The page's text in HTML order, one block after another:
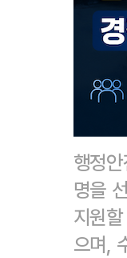
행정
명을
지원
으며,